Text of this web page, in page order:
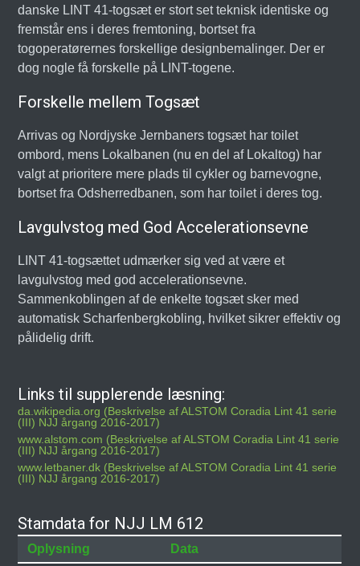
danske LINT 41-togsæt er stort set teknisk identiske og
fremstår ens i deres fremtoning, bortset fra
togoperatørernes forskellige designbemalinger. Der er
dog nogle få forskelle på LINT-togene.
Forskelle mellem Togsæt
Arrivas og Nordjyske Jernbaners togsæt har toilet
ombord, mens Lokalbanen (nu en del af Lokaltog) har
valgt at prioritere mere plads til cykler og barnevogne,
bortset fra Odsherredbanen, som har toilet i deres tog.
Lavgulvstog med God Accelerationsevne
LINT 41-togsættet udmærker sig ved at være et
lavgulvstog med god accelerationsevne.
Sammenkoblingen af de enkelte togsæt sker med
automatisk Scharfenbergkobling, hvilket sikrer effektiv og
pålidelig drift.
Links til supplerende læsning:
da.wikipedia.org (Beskrivelse af ALSTOM Coradia Lint 41 serie
(III) NJJ årgang 2016-2017)
www.alstom.com (Beskrivelse af ALSTOM Coradia Lint 41 serie
(III) NJJ årgang 2016-2017)
www.letbaner.dk (Beskrivelse af ALSTOM Coradia Lint 41 serie
(III) NJJ årgang 2016-2017)
Stamdata for NJJ LM 612
Oplysning
Data